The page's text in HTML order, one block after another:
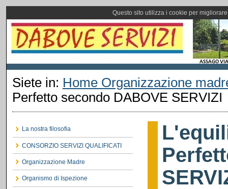
Questo sito utilizza i cookie per
Siete in: Home Organizzazione
Perfetto secondo DABOVE SERVIZI
La nostra filosofia
CONSORZIO SERVIZI QUALIFICATI
Organizzazione Madre
Organismo di Ispezione